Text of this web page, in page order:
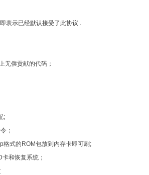
表示已经默认接受了此协议 .
无偿贡献的代码；
;
；
格式的ROM包放到内存卡即可刷;
和恢复系统；